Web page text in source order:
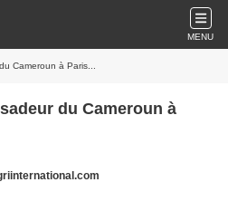
MENU
Cameroun à Paris...
du Cameroun à